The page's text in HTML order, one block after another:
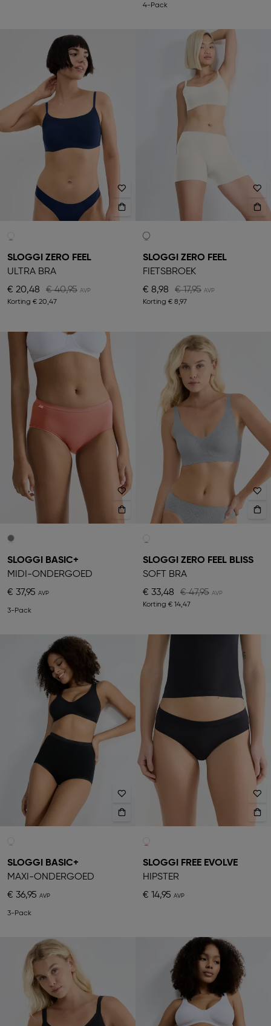
4-Pack
SLOGGI ZERO FEEL
ULTRA BRA
€ 20,48
€ 40,95
Korting € 20,47
SLOGGI ZERO FEEL
FIETSBROEK
€ 8,98
€ 17,95
Korting € 8,97
SLOGGI BASIC+
MIDI-ONDERGOED
€ 37,95
3-Pack
SLOGGI ZERO FEEL BLISS
SOFT BRA
€ 33,48
€ 47,95
Korting € 14,47
SLOGGI BASIC+
MAXI-ONDERGOED
€ 36,95
3-Pack
SLOGGI FREE EVOLVE
HIPSTER
€ 14,95